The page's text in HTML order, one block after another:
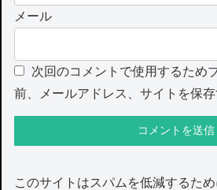
メール
次回のコメントで使用するため
前、メールアドレス、サイトを保存
このサイトはスパムを低減するた